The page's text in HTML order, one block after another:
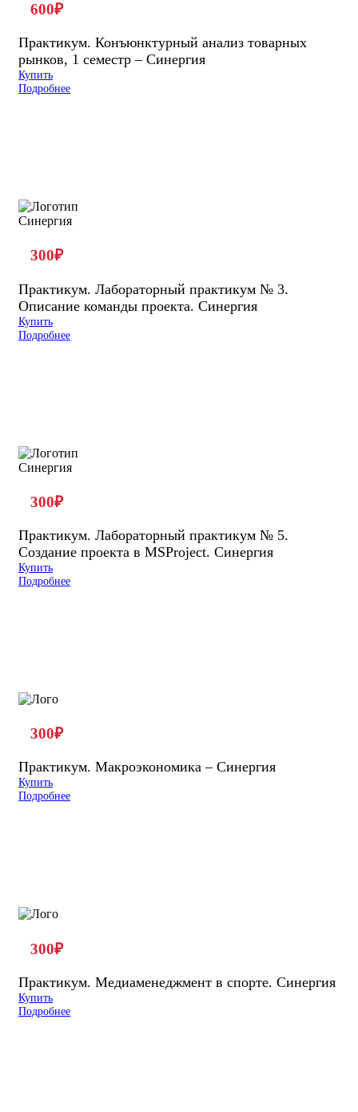
600₽
Практикум. Конъюнктурный анализ товарных
рынков, 1 семестр – Синергия
Купить
Подробнее
300₽
Практикум. Лабораторный практикум № 3.
Описание команды проекта. Синергия
Купить
Подробнее
300₽
Практикум. Лабораторный практикум № 5.
Создание проекта в MSProject. Синергия
Купить
Подробнее
300₽
Практикум. Макроэкономика – Синергия
Купить
Подробнее
300₽
Практикум. Медиаменеджмент в спорте. Синергия
Купить
Подробнее